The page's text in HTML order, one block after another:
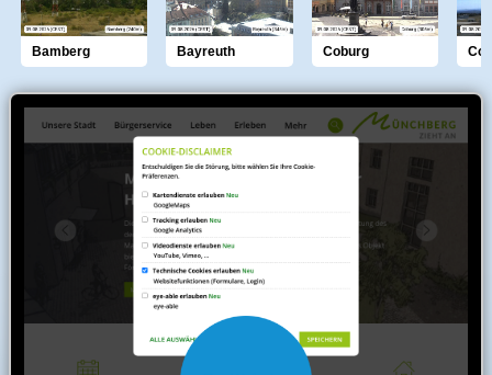
Bamberg Bayreuth Coburg